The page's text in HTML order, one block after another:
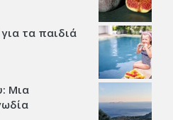
τα παιδιά
Μια